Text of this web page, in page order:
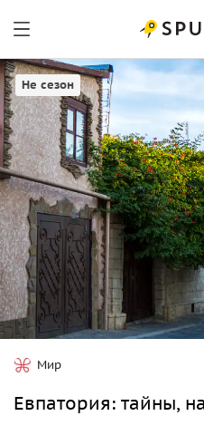
Не сезон
Мир
Евпатория: тайны,